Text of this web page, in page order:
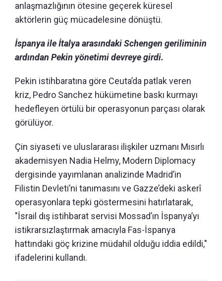
anlaşmazlığının ötesine geçerek küresel
aktörlerin güç mücadelesine dönüştü.
İspanya ile İtalya arasındaki Schengen geriliminin
ardından Pekin yönetimi devreye girdi.
Pekin istihbaratına göre Ceuta’da patlak veren
kriz, Pedro Sanchez hükümetine baskı kurmayı
hedefleyen örtülü bir operasyonun parçası olarak
görülüyor.
Çin siyaseti ve uluslararası ilişkiler uzmanı Mısırlı
akademisyen Nadia Helmy, Modern Diplomacy
dergisinde yayımlanan analizinde Madrid’in
Filistin Devleti’ni tanımasını ve Gazze’deki askerî
operasyonlara tepki göstermesini hatırlatarak,
"İsrail dış istihbarat servisi Mossad’ın İspanya’yı
istikrarsızlaştırmak amacıyla Fas-İspanya
hattındaki göç krizine müdahil olduğu iddia edildi,"
ifadelerini kullandı.